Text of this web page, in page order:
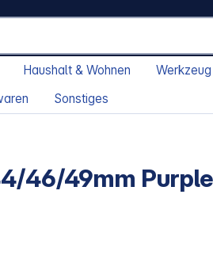
Haushalt & Wohnen
Sonstiges
46/49mm